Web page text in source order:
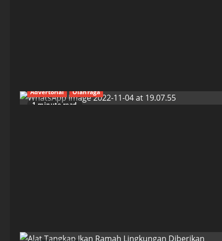
1 minute read
Advertorial Olahraga